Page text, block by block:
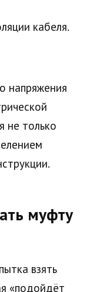
кабеля.
напряжения
не только
муфту
взять
«подойдёт